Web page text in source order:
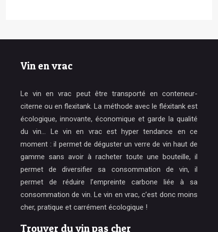
Vin en vrac
Le vin en vrac peut être transporté en conteneur-
citerne ou en flexitank. La méthode avec le fléxitank est
écologique, innovante, économique et garde la qualité
du vin… Le vin en vrac est hyper tendance en ce
moment : il permet de déguster un verre de vin haut de
gamme sans avoir à racheter toute une bouteille, il
permet de diversifier sa consommation de vin, il
permet de réduire l’empreinte carbone liée à sa
consommation de vin. Le vin en vrac, c’est donc moins
cher, pratique et carrément écologique !
Trouver du vin pas cher